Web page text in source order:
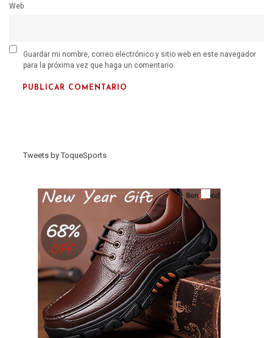
Web
Guardar mi nombre, correo electrónico y sitio web en este navegador
para la próxima vez que haga un comentario.
Tweets by ToqueSports